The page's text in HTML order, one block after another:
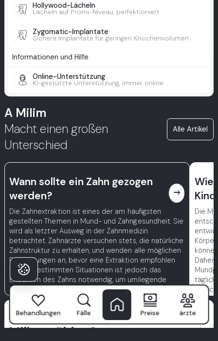
Hollywood-Lächeln
Lächeln auf Promi-Niveau, perfektioniert
Zygomatic-Implantate
Sichere Implantate für geringen Knochenvolumen
Informationen und Hilfe
Online-Unterstützung
KI-gestützte Unterstützung, immer online
A Milim
Macht einen großen
Unterschied
Alle Artikel
Wann sollte ein Zahn gezogen
werden?
east
Die Zahnextraktion ist eines der am häufigsten
gestellten Themen in Mund- und Zahngesundheit. Sie
wird als letzter Ausweg in der Zahnmedizin
betrachtet. Zahnärzte versuchen stets, die natürliche
Zahnstruktur zu erhalten, und wenden alle möglichen
Behandlungen an, bevor eine Extraktion empfohlen
wird. In bestimmten Situationen ist jedoch das
Entfernen des Zahns notwendig, um umliegende
Zähne und orale Strukturen zu schützen.
Wie
Die
Daher
Warum Patienten
Milim wählen?
Behandlungen Fälle Preise ärzte